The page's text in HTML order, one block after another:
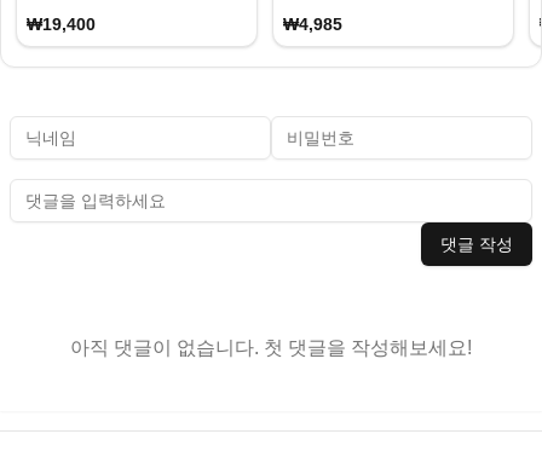
₩19,400 ₩4,985
댓글 작성
아직 댓글이 없습니다. 첫 댓글을 작성해보세요!